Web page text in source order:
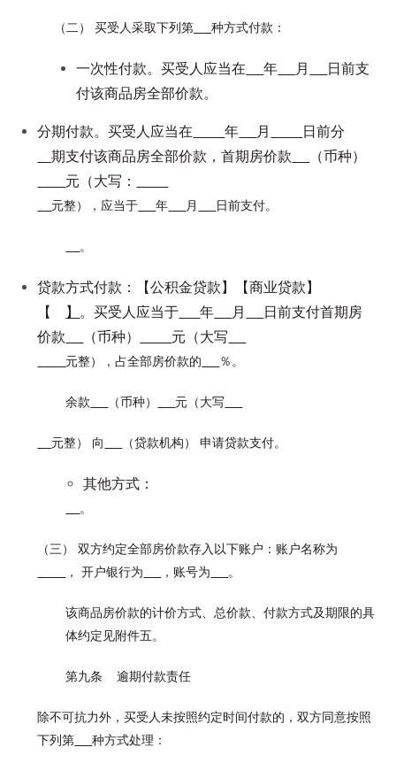
（二） 买受人采取下列第 种方式付款：
一次性付款。买受人应当在 年 月
日前支
付该商品房全部价款。
分期付款。买受人应当在 年 月
日前分
期支付该商品房全部价款，首期房价款
（币种）
元（大写：
元整），应当于 年 月 日前支付。
。
贷款方式付款：【公积金贷款】【商业贷款】
【
】 。买受人应当于 年 月
日前支付首期房
价款
（币种） 元（大写
元整），占全部房价款的 ％。
余款 （币种） 元（大写
元整） 向 （贷款机构） 申请贷款支付。
其他方式：
。
（三） 双方约定全部房价款存入以下账户：账户名称为
， 开户银行为
，账号为 。
该商品房价款的计价方式、总价款、付款方式及期限的具
体约定见附件五。
第九条 逾期付款责任
除不可抗力外，买受人未按照约定时间付款的，双方同意按照
下列第
种方式处理：